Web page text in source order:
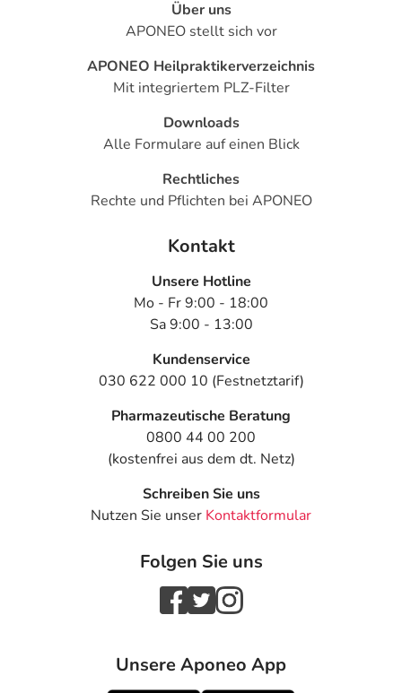
Über uns
APONEO stellt sich vor
APONEO Heilpraktikerverzeichnis
Mit integriertem PLZ-Filter
Downloads
Alle Formulare auf einen Blick
Rechtliches
Rechte und Pflichten bei APONEO
Kontakt
Unsere Hotline
Mo - Fr 9:00 - 18:00
Sa 9:00 - 13:00
Kundenservice
030 622 000 10 (Festnetztarif)
Pharmazeutische Beratung
0800 44 00 200
(kostenfrei aus dem dt. Netz)
Schreiben Sie uns
Nutzen Sie unser Kontaktformular
Folgen Sie uns
Unsere Aponeo App